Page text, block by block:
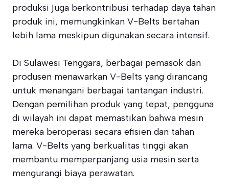
produksi juga berkontribusi terhadap daya tahan
produk ini, memungkinkan V-Belts bertahan
lebih lama meskipun digunakan secara intensif.
Di Sulawesi Tenggara, berbagai pemasok dan
produsen menawarkan V-Belts yang dirancang
untuk menangani berbagai tantangan industri.
Dengan pemilihan produk yang tepat, pengguna
di wilayah ini dapat memastikan bahwa mesin
mereka beroperasi secara efisien dan tahan
lama. V-Belts yang berkualitas tinggi akan
membantu memperpanjang usia mesin serta
mengurangi biaya perawatan.